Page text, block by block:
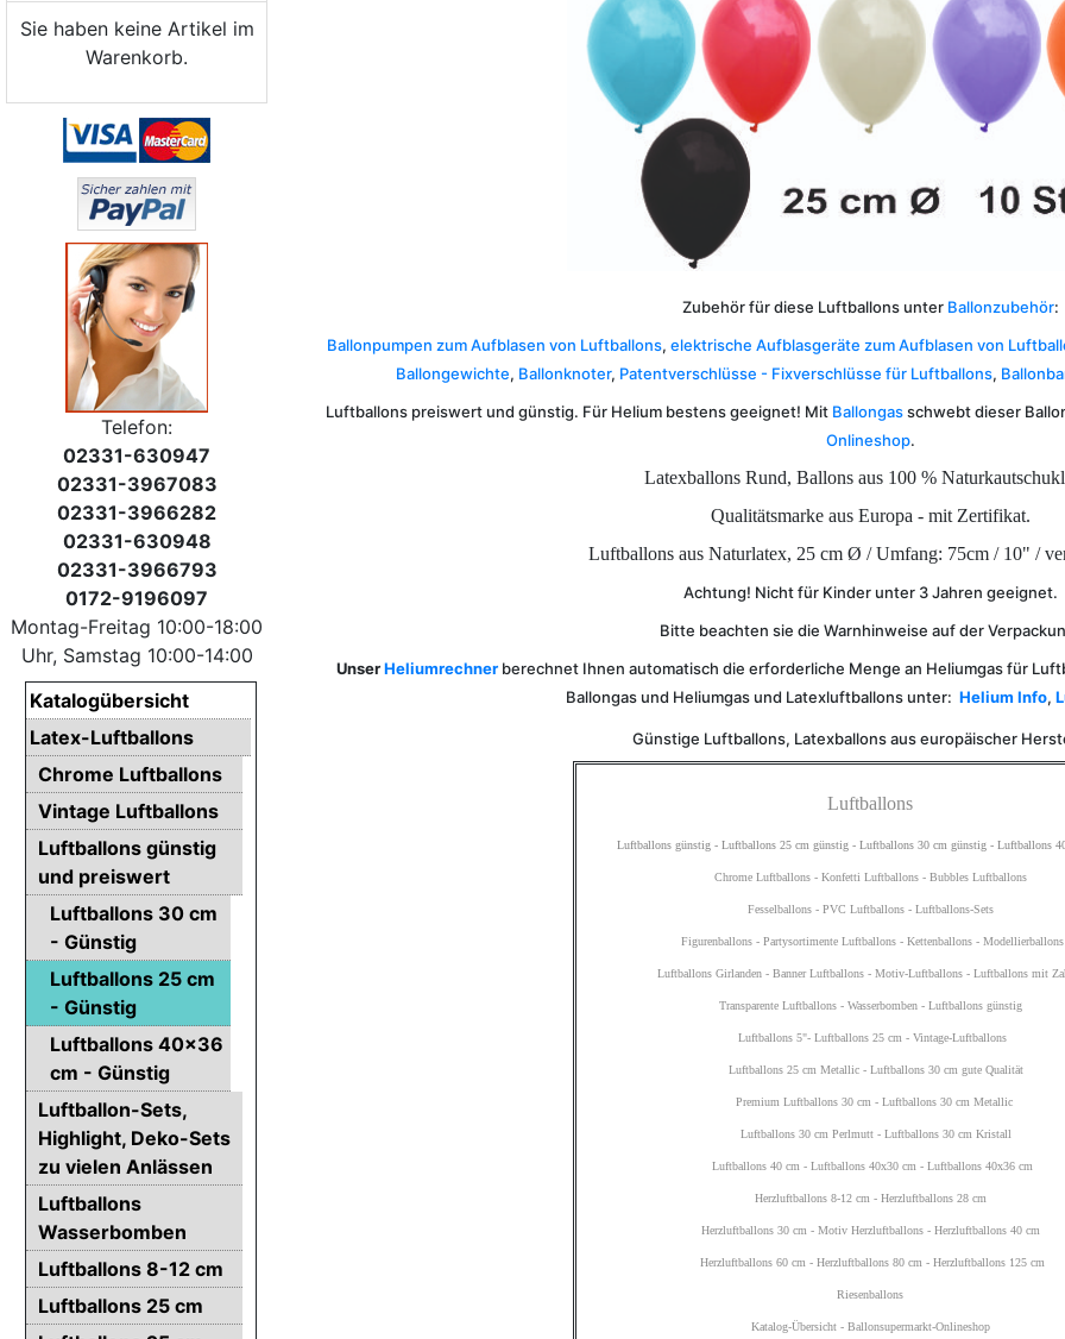
Zubehör für diese Luftballons unter Ballonzubehör:
Ballonpumpen zum Aufblasen von Luftballons, elektrische Aufblasgeräte zum Aufblasen von
Ballongewichte, Ballonknoter, Patentverschlüsse - Fixverschlüsse für Luftballons,
Luftballons preiswert und günstig. Für Helium bestens geeignet! Mit Ballongasschwebt dieser
Onlineshop.
Latexballons Rund, Ballons aus 100 %
Qualitätsmarke aus Europa - mit Zertifikat.
Luftballons aus Naturlatex, 25 cm Ø / Umfang: 75cm / 10" /
Achtung! Nicht für Kinder unter 3 Jahren geeignet.
Bitte beachten sie die Warnhinweise auf der
UnserHeliumrechnerberechnet Ihnen automatisch die erforderliche Menge an Heliumgas für
Ballongas und Heliumgas und Latexluftballons unter: Helium Info,
Günstige Luftballons, Latexballons aus europäischer
Luftballons
Luftballons günstig- Luftballons 25 cm günstig- Luftballons 30 cm günstig- Luftballons
Chrome Luftballons- Konfetti Luftballons- Bubbles Luftballons
Fesselballons- PVC Luftballons - Luftballons-Sets
Figurenballons- Partysortimente Luftballons- Kettenballons- Modellierballons
Luftballons Girlanden- Banner Luftballons- Motiv-Luftballons- Luftballons mit
Transparente Luftballons- Wasserbomben- Luftballons günstig
Luftballons 5"- Luftballons 25 cm - Vintage-Luftballons
Luftballons 25 cm Metallic- Luftballons 30 cm gute Qualität
Premium Luftballons 30 cm - Luftballons 30 cm Metallic
Luftballons 30 cm Perlmutt- Luftballons 30 cm Kristall
Luftballons 40 cm - Luftballons 40x30 cm - Luftballons 40x36 cm
Herzluftballons 8-12 cm - Herzluftballons 28 cm
Herzluftballons 30 cm - Motiv Herzluftballons- Herzluftballons 40 cm
Herzluftballons 60 cm - Herzluftballons 80 cm - Herzluftballons 125 cm
Riesenballons
Katalog-Übersicht- Ballonsupermarkt-Onlineshop
Sie haben keine Artikel im
Warenkorb.
Telefon:
02331-630947
02331-3967083
02331-3966282
02331-630948
02331-3966793
0172-9196097
Montag-Freitag 10:00-18:00
Uhr, Samstag 10:00-14:00
Katalogübersicht
Latex-Luftballons
Chrome Luftballons
Vintage Luftballons
Luftballons günstig
und preiswert
Luftballons 30 cm
- Günstig
Luftballons 25 cm
- Günstig
Luftballons 40x36
cm - Günstig
Luftballon-Sets,
Highlight, Deko-Sets
zu vielen Anlässen
Luftballons
Wasserbomben
Luftballons 8-12 cm
Luftballons 25 cm